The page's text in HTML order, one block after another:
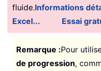
fluide.Informations
Excel...
Essai
Remarque :Pour
de progression,